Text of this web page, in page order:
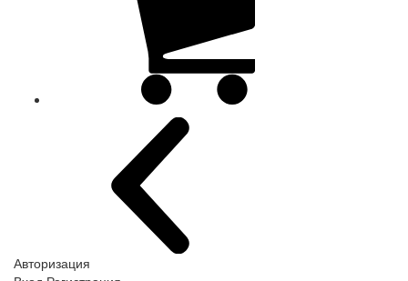
Авторизация